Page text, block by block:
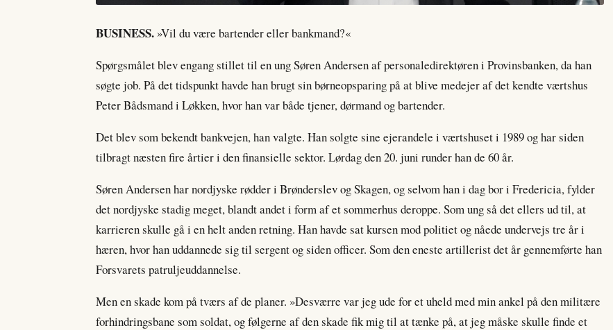
BUSINESS. »Vil du være bartender eller bankmand?«
Spørgsmålet blev engang stillet til en ung Søren Andersen af personaledirektøren i Provinsbanken, da han
søgte job. På det tidspunkt havde han brugt sin børneopsparing på at blive medejer af det kendte værtshus
Peter Bådsmand i Løkken, hvor han var både tjener, dørmand og bartender.
Det blev som bekendt bankvejen, han valgte. Han solgte sine ejerandele i værtshuset i 1989 og har siden
tilbragt næsten fire årtier i den finansielle sektor. Lørdag den 20. juni runder han de 60 år.
Søren Andersen har nordjyske rødder i Brønderslev og Skagen, og selvom han i dag bor i Fredericia, fylder
det nordjyske stadig meget, blandt andet i form af et sommerhus deroppe. Som ung så det ellers ud til, at
karrieren skulle gå i en helt anden retning. Han havde sat kursen mod politiet og nåede undervejs tre år i
hæren, hvor han uddannede sig til sergent og siden officer. Som den eneste artillerist det år gennemførte han
Forsvarets patruljeuddannelse.
Men en skade kom på tværs af de planer. »Desværre var jeg ude for et uheld med min ankel på den militære
forhindringsbane som soldat, og følgerne af den skade fik mig til at tænke på, at jeg måske skulle finde et